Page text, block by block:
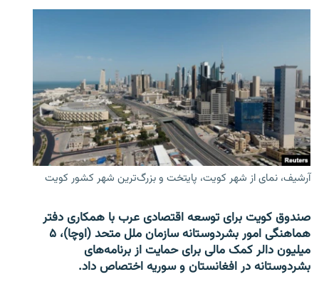
آرشیف، نمای از شهر کویت، پایتخت و بزرگ‌ترین شهر کشور کویت
صندوق کویت برای توسعه اقتصادی عرب با همکاری دفتر
هماهنگی امور بشردوستانه سازمان ملل متحد (اوچا)، ۵
میلیون دالر کمک مالی برای حمایت از برنامه‌های
بشردوستانه در افغانستان و سوریه اختصاص داد.